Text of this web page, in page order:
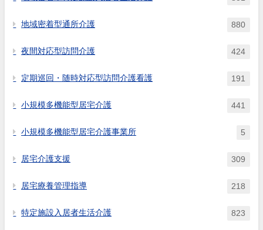
地域密着型通所介護 880
夜間対応型訪問介護 424
定期巡回・随時対応型訪問介護看護 191
小規模多機能型居宅介護 441
小規模多機能型居宅介護事業所 5
居宅介護支援 309
居宅療養管理指導 218
特定施設入居者生活介護 823